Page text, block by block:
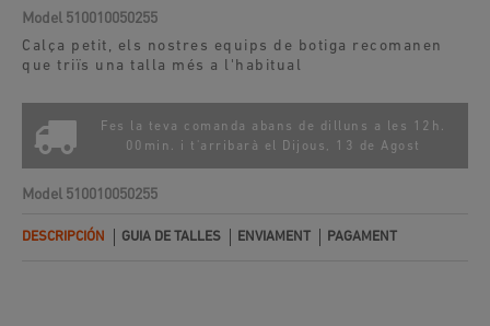
Model 510010050255
Calça petit, els nostres equips de botiga recomanen
que triïs una talla més a l'habitual
Fes la teva comanda abans de dilluns a les 12h.
00min. i t'arribarà el
Dijous, 13 de Agost
Model 510010050255
DESCRIPCIÓN GUIA DE TALLES ENVIAMENT PAGAMENT